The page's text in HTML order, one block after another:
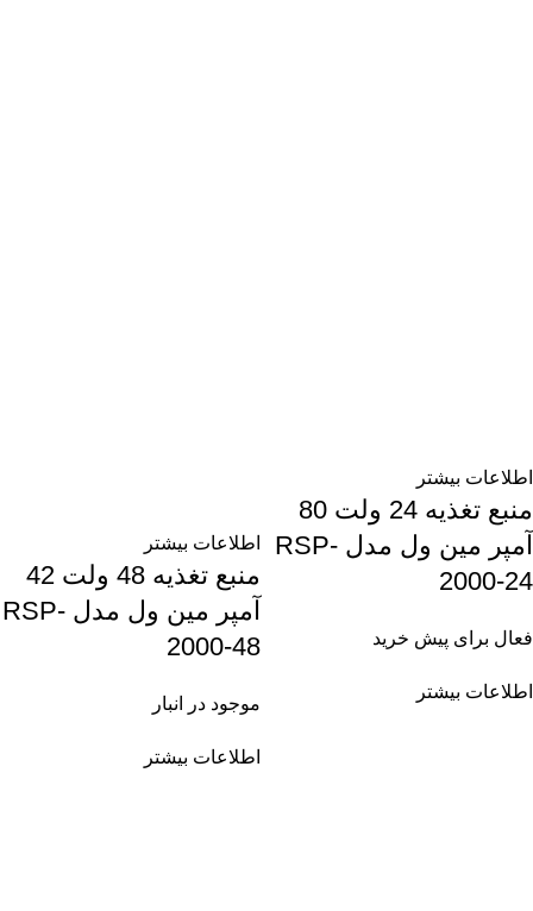
اطلاعات بیشتر
منبع تغذیه 24 ولت 80
آمپر مین ول مدل RSP-
2000-24
فعال برای پیش خرید
اطلاعات بیشتر
اطلاعات بیشتر
منبع تغذیه 48 ولت 42
آمپر مین ول مدل RSP-
2000-48
موجود در انبار
اطلاعات بیشتر